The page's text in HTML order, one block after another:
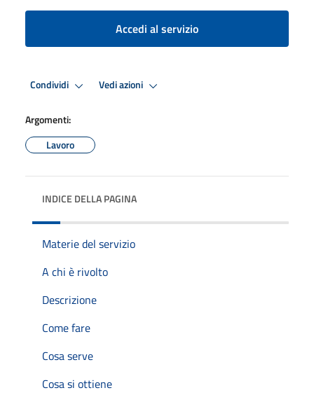
Accedi al servizio
Condividi Vedi azioni
Argomenti:
Lavoro
INDICE DELLA PAGINA
Materie del servizio
A chi è rivolto
Descrizione
Come fare
Cosa serve
Cosa si ottiene